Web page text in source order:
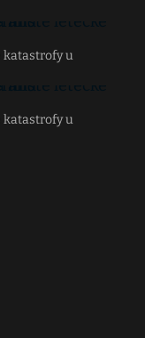
katastrofy u
katastrofy u